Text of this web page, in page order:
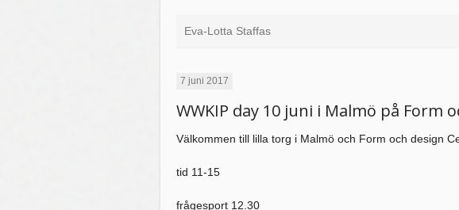
Eva-Lotta Staffas
7 juni 2017
WWKIP day 10 juni i Malmö på Form
Välkommen till lilla torg i Malmö och Form och design
tid 11-15
frågesport 12.30